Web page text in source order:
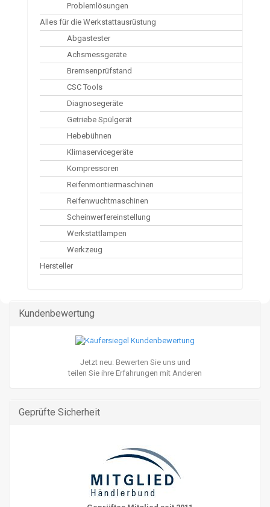
Problemlösungen
Alles für die Werkstattausrüstung
Abgastester
Achsmessgeräte
Bremsenprüfstand
CSC Tools
Diagnosegeräte
Getriebe Spülgerät
Hebebühnen
Klimaservicegeräte
Kompressoren
Reifenmontiermaschinen
Reifenwuchtmaschinen
Scheinwerfereinstellung
Werkstattlampen
Werkzeug
Hersteller
Kundenbewertung
Jetzt neu: Bewerten Sie uns und
teilen Sie ihre Erfahrungen mit Anderen
Geprüfte Sicherheit